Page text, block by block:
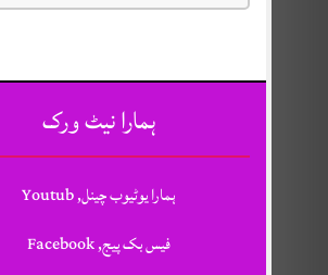
ہمارا نیٹ ورک
ہمارا یوٹیوب چینل, Youtub
فیس بک پیج, Facebook